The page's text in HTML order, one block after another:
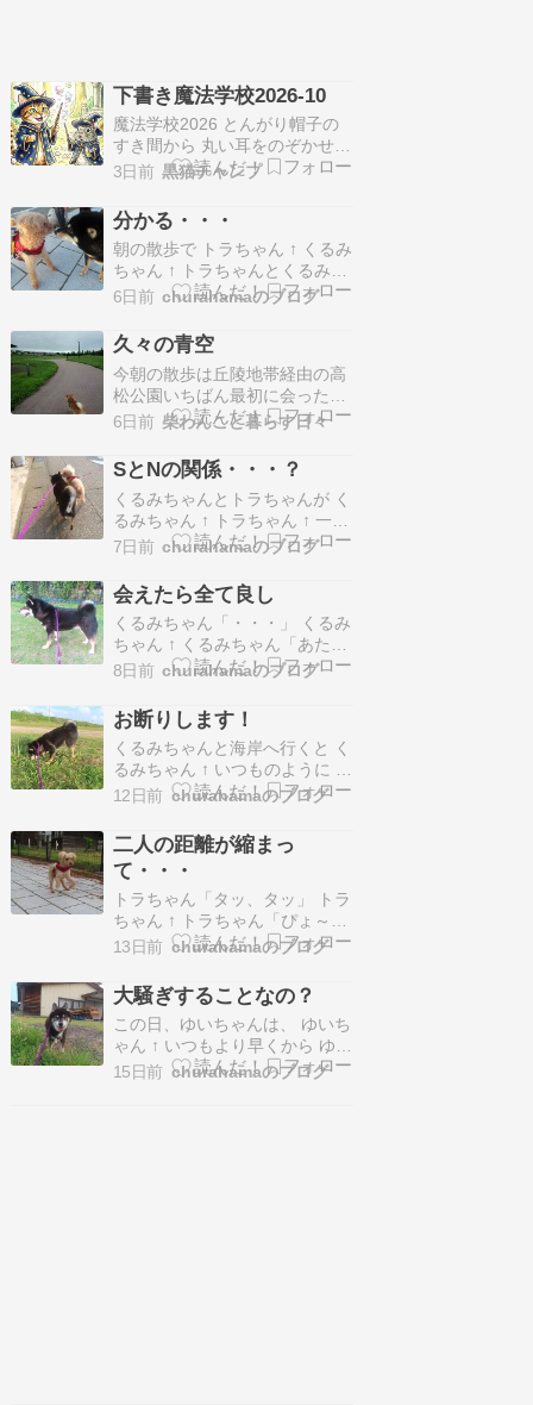
下書き魔法学校2026-10
魔法学校2026 とんがり帽子の
すき間から 丸い耳をのぞかせた
くるみは、 魔法学校でも一番の
年トップ。 対するしまは、しな
やかな尻尾を揺らしながら、 い
つも派手な攻撃魔法ばかり練習
している 目立ちたがり屋です。
「くるみちゃん、見てて！ 今日
3日前 黒猫チャンプ
分かる・・・
朝の散歩で トラちゃん ↑ くるみ
ちゃん ↑ トラちゃんとくるみち
ゃんは 目と目を合わせて、 意
をしています トラちゃん＆くる
みちゃん「、」 くるみちゃん
「不思議なことに」 くるみちゃ
ん「トラちゃんと一緒にいる時
間が、すごく短く感じるの」 く
6日前 churahamaのブログ
久々の青空
今朝の散歩は丘陵地帯経由の高
松公園いちばん最初に会ったの
は タロウ君そのまままっすぐＵ
君。さらに進むと、ユキチャの
おばあちゃんがアニーちゃんの
お母さんと立ち話中。アニーち
ゃんのではなく預かりワンコを
連れていた。ＵＮ－Ｐを終えて
ゼ…
6日前 柴わんこと暮らす日々
SとNの関係・・・？
くるみちゃんとトラちゃんが く
るみちゃん ↑ トラちゃん ↑ 一緒
に散歩するときは、 磁石のSと
付いて歩きます churahamaは、
くるみちゃんのリードを持って
いるので 二人()の後ろ姿しか見
ていないけど・・・ 二人()とも
幸せそうな表情を…
7日前 churahamaのブログ
会えたら全て良し
くるみちゃん「・・・」 くるみ
ちゃん ↑ くるみちゃん「あたし
の方が早く着いたから・・・」
けど」 くるみちゃん「まだかな
ぁ」 くるみちゃん「あ
っ・・・」 トラちゃん「タッ、
タッ」 トラちゃん ↑ トラちゃん
「ピョン」 トラちゃん「ぴょ～
8日前 churahamaのブログ
お断りします！
くるみちゃんと海岸へ行くと く
るみちゃん ↑ いつものように 逆
立ちっこ くるみちゃん
「・・・ホッ」 くるみちゃん
「はぁ～」 くるみちゃん「波が
幾重にも重なっている・・・」
くるみちゃん「ハッ、ハッ」 く
るみちゃん「暑～い」 くるみち
ゃん「あたしも・・・…
12日前 churahamaのブログ
二人の距離が縮まっ
て・・・
トラちゃん「タッ、タッ」 トラ
ちゃん ↑ トラちゃん「ぴょ～
ん」 トラちゃん「おはよう～」
った」 トラちゃん ↑ くるみちゃ
ん ↑ くるみちゃん「おはよう
～」 くるみちゃん「あたしもト
ラちゃんに会えて嬉しい」 最
近、二人()の距離が 益々縮まっ
13日前 churahamaのブログ
大騒ぎすることなの？
この日、ゆいちゃんは、 ゆいち
ゃん ↑ いつもより早くから ゆい
ちゃん「ギャン、ギャン(早くお
15日前 churahamaのブログ